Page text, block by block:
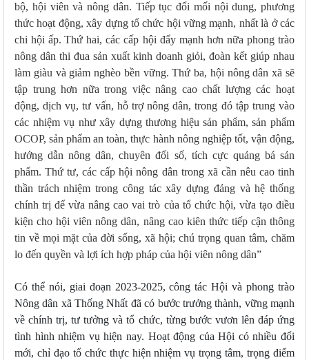
bộ, hội viên và nông dân. Tiếp tục đổi mối nội dung, phương
thức hoạt động, xây dựng tổ chức hội vững mạnh, nhất là ở các
chi hội ấp. Thứ hai, các cấp hội đẩy mạnh hơn nữa phong trào
nông dân thi đua sản xuất kinh doanh giỏi, đoàn kết giúp nhau
làm giàu và giảm nghèo bền vững. Thứ ba, hội nông dân xã sẽ
tập trung hơn nữa trong việc nâng cao chất lượng các hoạt
động, dịch vụ, tư vấn, hỗ trợ nông dân, trong đó tập trung vào
các nhiệm vụ như xây dựng thương hiệu sản phẩm, sản phẩm
OCOP, sản phẩm an toàn, thực hành nông nghiệp tốt, vận động,
hướng dẫn nông dân, chuyên đổi số, tích cực quảng bá sản
phẩm. Thứ tư, các cấp hội nông dân trong xã cần nêu cao tinh
thần trách nhiệm trong công tác xây dựng đảng và hệ thống
chính trị để vừa nâng cao vai trò của tổ chức hội, vừa tạo điều
kiện cho hội viên nông dân, nâng cao kiên thức tiếp cận thông
tin về mọi mặt của đời sống, xã hội; chú trọng quan tâm, chăm
lo đến quyền và lợi ích hợp pháp của hội viên nông dân”
Có thể nói, giai đoạn 2023-2025, công tác Hội và phong trào
Nông dân xã Thống Nhất đã có bước trưởng thành, vững mạnh
về chính trị, tư tưởng và tổ chức, từng bước vươn lên đáp ứng
tình hình nhiệm vụ hiện nay. Hoạt động của Hội có nhiều đổi
mới, chỉ đạo tổ chức thực hiện nhiệm vụ trọng tâm, trọng điểm